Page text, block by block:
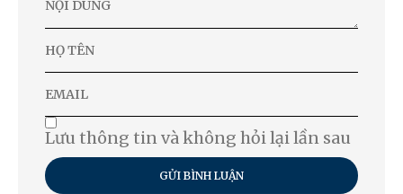
Lưu thông tin và không hỏi lại lần sau
GỬI BÌNH LUẬN